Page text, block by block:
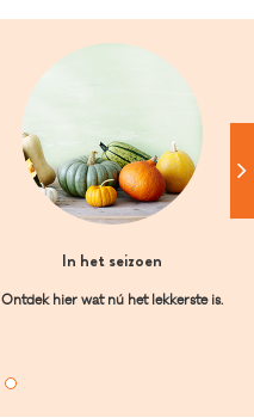
In het seizoen
Ontdek hier wat nú het lekkerste is.